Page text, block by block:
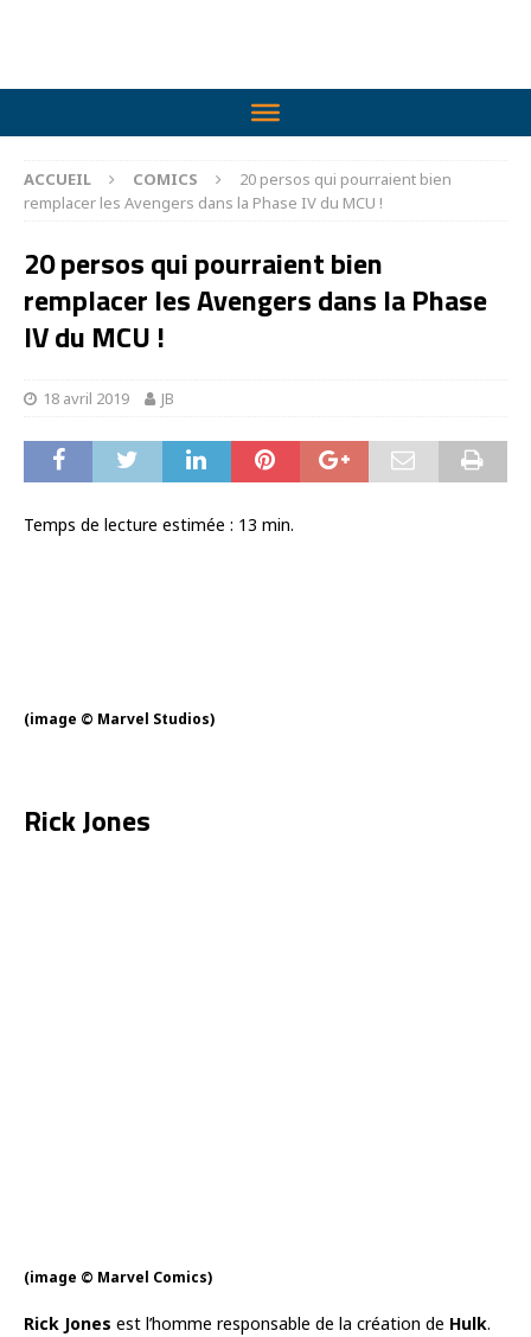
ACCUEIL COMICS
20 persos qui pourraient bien
remplacer les Avengers dans la Phase IV du MCU !
20 persos qui pourraient bien
remplacer les Avengers dans la Phase
IV du MCU !
18 avril 2019 JB
Temps de lecture estimée : 13 min.
(image © Marvel Studios)
Rick Jones
(image © Marvel Comics)
Rick Jones est l’homme responsable de la création de Hulk.